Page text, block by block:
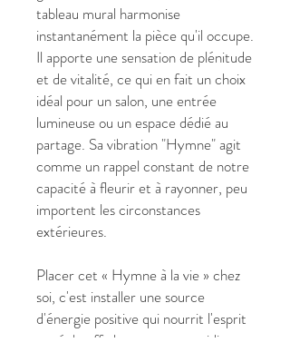
tableau mural harmonise
instantanément la pièce qu'il occupe.
Il apporte une sensation de plénitude
et de vitalité, ce qui en fait un choix
idéal pour un salon, une entrée
lumineuse ou un espace dédié au
partage. Sa vibration "Hymne" agit
comme un rappel constant de notre
capacité à fleurir et à rayonner, peu
importent les circonstances
extérieures.
Placer cet « Hymne à la vie » chez
soi, c'est installer une source
d'énergie positive qui nourrit l'esprit
et réchauffe le cœur au quotidien.